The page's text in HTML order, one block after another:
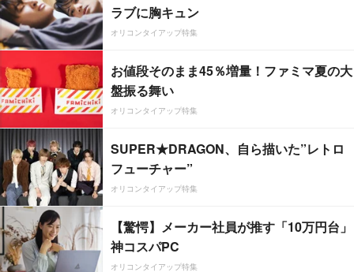
ラブに胸キュン
オリコンタイアップ特集
お値段そのまま45％増量！ファミマ夏の大
盤振る舞い
オリコンタイアップ特集
SUPER★DRAGON、自ら描いた”レトロ
フューチャー”
オリコンタイアップ特集
【驚愕】メーカー社員が推す「10万円台」
神コスパPC
オリコンタイアップ特集